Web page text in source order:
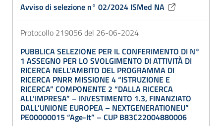
Avviso di selezione n° 02/2024 ISMed NA
Protocollo 219056 del 26-06-2024
PUBBLICA SELEZIONE PER IL CONFERIMENTO DI N°
1 ASSEGNO PER LO SVOLGIMENTO DI ATTIVITÀ DI
RICERCA NELL’AMBITO DEL PROGRAMMA DI
RICERCA PNRR MISSIONE 4 “ISTRUZIONE E
RICERCA” COMPONENTE 2 “DALLA RICERCA
ALL’IMPRESA” – INVESTIMENTO 1.3, FINANZIATO
DALL’UNIONE EUROPEA – NEXTGENERATIONEU”
PE00000015 “Age-It” – CUP B83C22004880006